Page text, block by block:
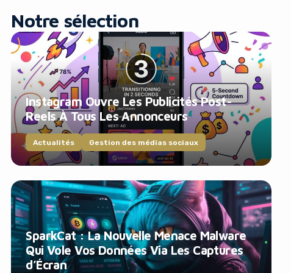
Notre sélection
Instagram Ouvre Les Publicités Post-
Reels À Tous Les Annonceurs
Actualités Gestion des médias sociaux
SparkCat : La Nouvelle Menace Malware
Qui Vole Vos Données Via Les Captures
d’Écran